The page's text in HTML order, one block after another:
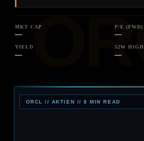
MKT CAP
—
P/E (FWD)
—
YIELD
—
52W HIGH
—
ORCL // AKTIEN // 8 MIN READ